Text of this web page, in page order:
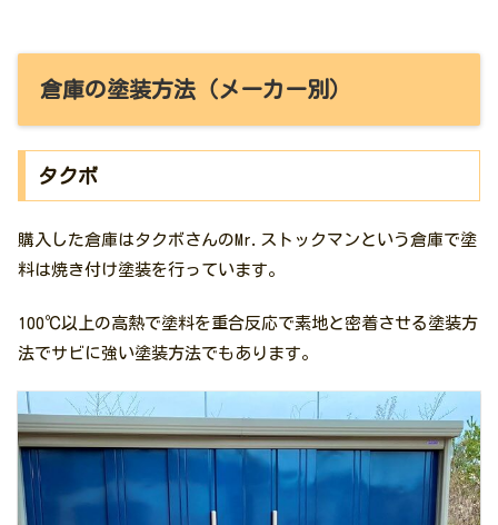
倉庫の塗装方法（メーカー別）
タクボ
購入した倉庫はタクボさんのMr.ストックマンという倉庫で塗
料は焼き付け塗装を行っています。
100℃以上の高熱で塗料を重合反応で素地と密着させる塗装方
法でサビに強い塗装方法でもあります。